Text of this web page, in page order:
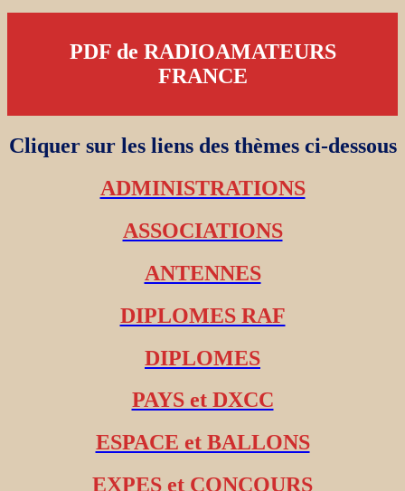
PDF de RADIOAMATEURS
FRANCE
Cliquer sur les liens des thèmes ci-dessous
ADMINISTRATIONS
ASSOCIATIONS
ANTENNES
DIPLOMES RAF
DIPLOMES
PAYS et DXCC
ESPACE et BALLONS
EXPES et CONCOURS